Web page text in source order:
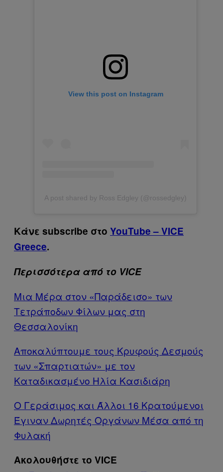
View this post on Instagram
A post shared by Ross Edgley (@rossedgley)
Κάνε subscribe στο YouTube – VICE
Greece.
Περισσότερα από το VICE
Μια Μέρα στον «Παράδεισο» των
Τετράποδων Φίλων μας στη
Θεσσαλονίκη
Αποκαλύπτουμε τους Κρυφούς Δεσμούς
των «Σπαρτιατών» με τον
Καταδικασμένο Ηλία Κασιδιάρη
Ο Γεράσιμος και Άλλοι 16 Κρατούμενοι
Έγιναν Δωρητές Οργάνων Μέσα από τη
Φυλακή
Ακολουθήστε το VICE